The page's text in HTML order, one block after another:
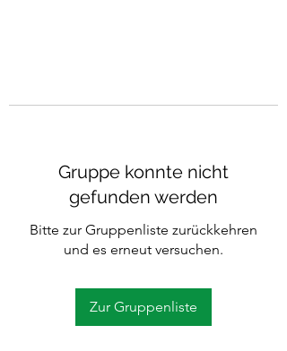
Gruppe konnte nicht
gefunden werden
Bitte zur Gruppenliste zurückkehren
und es erneut versuchen.
Zur Gruppenliste